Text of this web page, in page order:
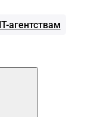
агентствам